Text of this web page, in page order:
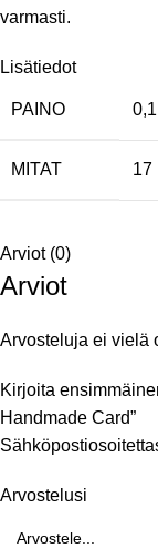
varmasti.
Lisätiedot
PAINO
MITAT 17
Arviot (0)
Arviot
Arvosteluja ei vielä
Kirjoita
Handmade Card”
Arvostelusi